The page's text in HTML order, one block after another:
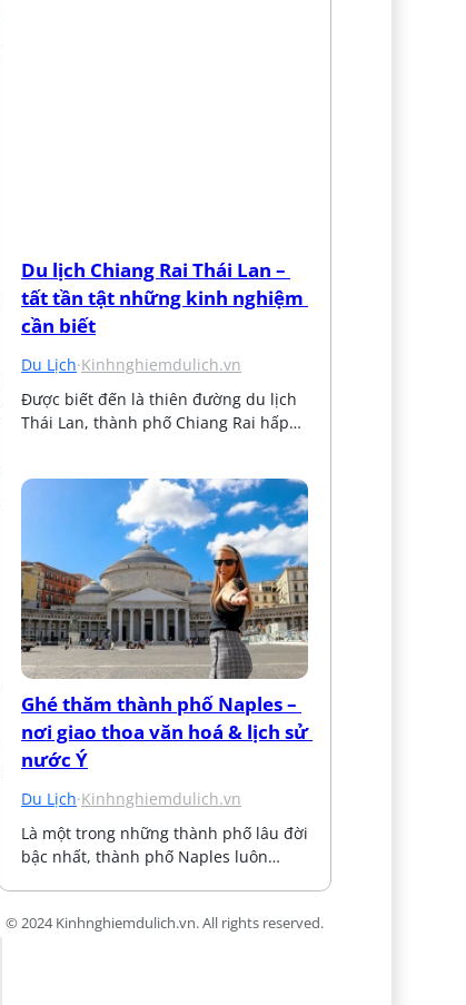
Du lịch Chiang Rai Thái Lan –
tất tần tật những kinh nghiệm
cần biết
Du Lịch·Kinhnghiemdulich.vn
Được biết đến là thiên đường du lịch
Thái Lan, thành phố Chiang Rai hấp…
Ghé thăm thành phố Naples –
nơi giao thoa văn hoá & lịch sử
nước Ý
Du Lịch·Kinhnghiemdulich.vn
Là một trong những thành phố lâu đời
bậc nhất, thành phố Naples luôn…
© 2024 Kinhnghiemdulich.vn. All rights reserved.